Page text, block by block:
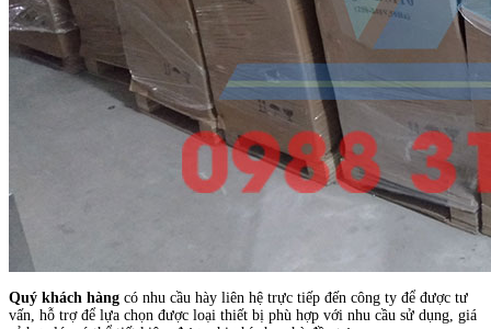
Quý khách hàng có nhu cầu hày liên hệ trực tiếp đến công ty để được tư
vấn, hỗ trợ để lựa chọn được loại thiết bị phù hợp với nhu cầu sử dụng, giá